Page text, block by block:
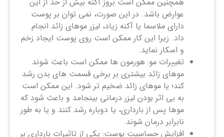
عوارض باشد. در این صورت، نمی توان بر پوست
دارای ملاسما یا آکنه زیاد، لیزر موهای زائد انجام
داد. زیرا این کار ممکن است روی پوست ایجاد زخم
و اسکار نماید.
تغییرات مو: هورمون ها ممکن است باعث شوند
موهای زائد بیشتری بر برخی قسمت های بدن رشد
کند؛ یا موهای زائد ضخیم تر شود. این ممکن است
به بی اثر بودن لیزر درمانی بینجامد و باعث شود که
موها پس از بارداری، یا دوباره رشد کنند و یا به طور
نابرابر درمان شوند.
افزایش حساسیت پوست: یکی از تاثیرات بارداری بر